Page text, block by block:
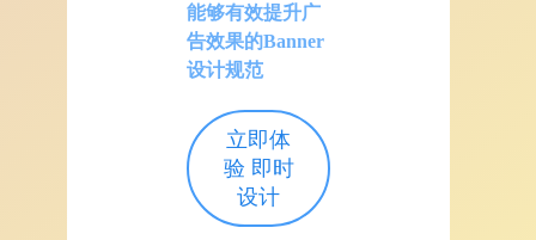
能够有效提升广
告效果的Banner
设计规范
立即体
验 即时
设计